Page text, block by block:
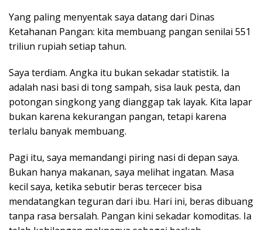
Yang paling menyentak saya datang dari Dinas
Ketahanan Pangan: kita membuang pangan senilai 551
triliun rupiah setiap tahun.
Saya terdiam. Angka itu bukan sekadar statistik. Ia
adalah nasi basi di tong sampah, sisa lauk pesta, dan
potongan singkong yang dianggap tak layak. Kita lapar
bukan karena kekurangan pangan, tetapi karena
terlalu banyak membuang.
Pagi itu, saya memandangi piring nasi di depan saya.
Bukan hanya makanan, saya melihat ingatan. Masa
kecil saya, ketika sebutir beras tercecer bisa
mendatangkan teguran dari ibu. Hari ini, beras dibuang
tanpa rasa bersalah. Pangan kini sekadar komoditas. Ia